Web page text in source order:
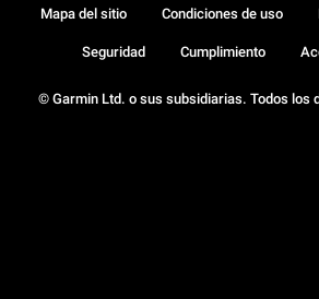
© Garmin Ltd. o sus subsidiarias. Todos los
Mapa del sitio Condiciones de uso
Seguridad Cumplimiento